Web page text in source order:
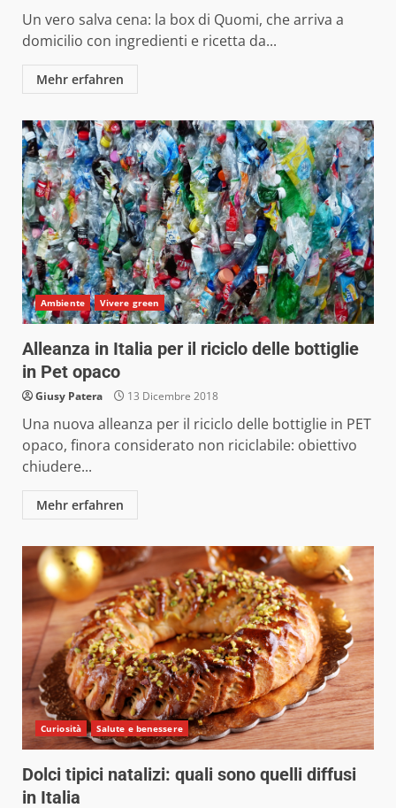
Un vero salva cena: la box di Quomi, che arriva a
domicilio con ingredienti e ricetta da...
Mehr erfahren
Ambiente Vivere green
Alleanza in Italia per il riciclo delle bottiglie
in Pet opaco
Giusy Patera 13 Dicembre 2018
Una nuova alleanza per il riciclo delle bottiglie in PET
opaco, finora considerato non riciclabile: obiettivo
chiudere...
Mehr erfahren
Curiosità Salute e benessere
Dolci tipici natalizi: quali sono quelli diffusi
in Italia